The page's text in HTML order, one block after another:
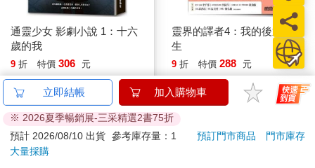
通靈少女 影劇小說 1：十六
歲的我
9 折 特價 306 元
貨到通知
靈界的譯者4：我的後通靈人
生
9 折 特價 288 元
貨到通知
看更多
立即結帳 加入購物車
※ 2026夏季暢銷展-三采精選2書75折
預計 2026/08/10 出貨 參考庫存量：1 預訂門市商品
門市庫存
大量採購